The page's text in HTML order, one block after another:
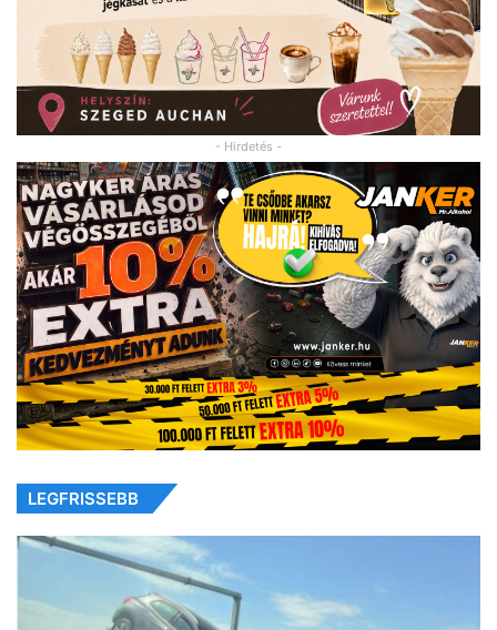
- Hirdetés -
LEGFRISSEBB